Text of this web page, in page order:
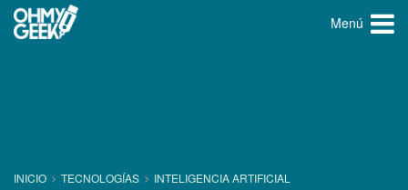
Menú
INICIO TECNOLOGÍ­AS INTELIGENCIA ARTIFICIAL